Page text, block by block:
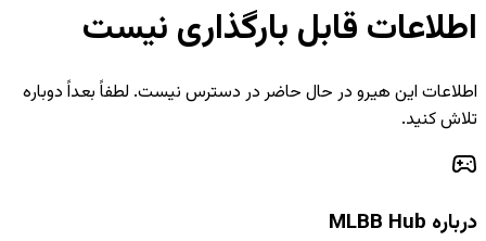
اطلاعات قابل بارگذاری نیست
اطلاعات این هیرو در حال حاضر در دسترس نیست. لطفاً بعداً دوباره
تلاش کنید.
درباره MLBB Hub